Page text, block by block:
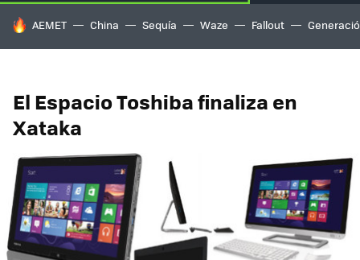
HOY SE HABLA DE
AEMET China Sequía Waze Fallout
El Espacio Toshiba finaliza en
Xataka